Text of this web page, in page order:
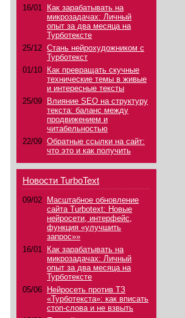
16/01
Как зарабатывать на
микрозадачах: Личный
опыт за два месяца на
Турботексте
25/12 Стань нейрохудожником с
Турботекст
01/10
Как превращать скучные
технические темы в живые
и интересные тексты
25/09
Влияние SEO на структуру
текста: баланс между
продвижением и
читабельностью
22/09 Обратные ссылки на сайт:
что это и как получить
Новости TurboText
09/02
Масштабное обновление
сайта Turbotext: Новые
нейросети, интерфейс,
функция «улучшить
запрос»»
16/01
Как зарабатывать на
микрозадачах: Личный
опыт за два месяца на
Турботексте
05/06
Нейросеть против ТЗ
«Турботекста»: как вписать
стоп-слова и не взвыть